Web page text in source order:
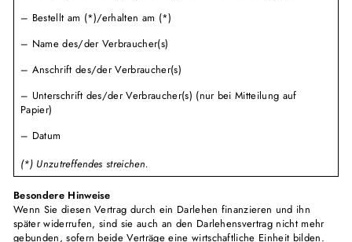
– Bestellt am (*)/erhalten am (*)
– Name des/der Verbraucher(s)
– Anschrift des/der Verbraucher(s)
– Unterschrift des/der Verbraucher(s) (nur bei Mitteilung auf
Papier)
– Datum
(*) Unzutreffendes streichen.
Besondere Hinweise
Wenn Sie diesen Vertrag durch ein Darlehen finanzieren und ihn
später widerrufen, sind sie auch an den Darlehensvertrag nicht mehr
gebunden, sofern beide Verträge eine wirtschaftliche Einheit bilden.